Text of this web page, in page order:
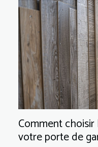
Comment
votre porte de